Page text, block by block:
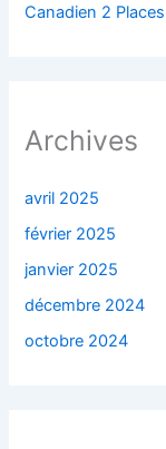
Canadien 2
Archives
avril 2025
février 2025
janvier 2025
décembre 2024
octobre 2024